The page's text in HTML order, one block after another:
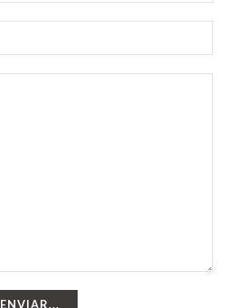
ENVIAR...